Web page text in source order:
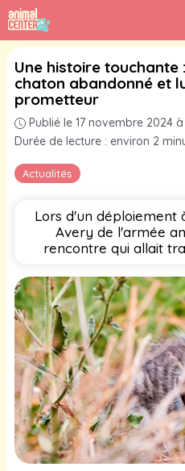
Aller
au
contenu
Actualités
Une histoire touchante
chaton abandonné et
prometteur
Publié le 17 novembre 2024
Durée de lecture : environ 2
Lors d'un déploiement
Avery de l'armée
rencontre qui allait